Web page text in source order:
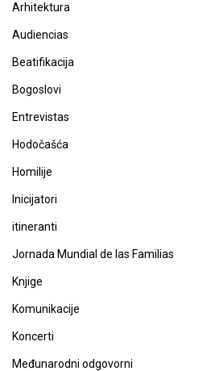
Arhitektura
Audiencias
Beatifikacija
Bogoslovi
Entrevistas
Hodočašća
Homilije
Inicijatori
itineranti
Jornada Mundial de las Familias
Knjige
Komunikacije
Koncerti
Međunarodni odgovorni